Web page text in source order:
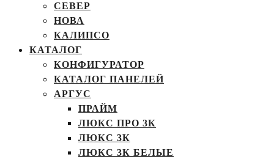
СЕВЕР
НОВА
КАЛИПСО
КАТАЛОГ
КОНФИГУРАТОР
КАТАЛОГ ПАНЕЛЕЙ
АРГУС
ПРАЙМ
ЛЮКС ПРО 3К
ЛЮКС 3К
ЛЮКС 3К БЕЛЫЕ